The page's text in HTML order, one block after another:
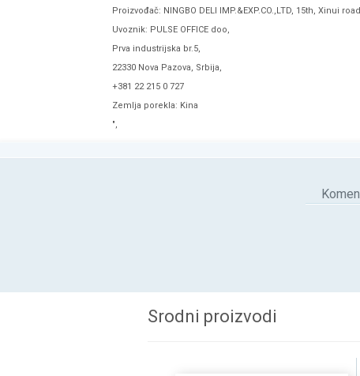
Proizvođač: NINGBO DELI IMP.&EXP.CO.,LTD, 15th, Xinui
Uvoznik: PULSE OFFICE doo,
Prva industrijska br.5,
22330 Nova Pazova, Srbija,
+381 22 215 0 727
Zemlja porekla: Kina
",
Srodni proizvodi